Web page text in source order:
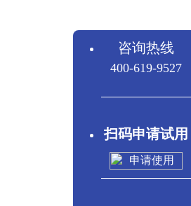
咨询热线
400-619-9527
扫码申请试用